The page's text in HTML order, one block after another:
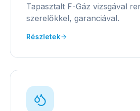
Tapasztalt F-Gáz vizsgával
szerelőkkel, garanciával.
Részletek